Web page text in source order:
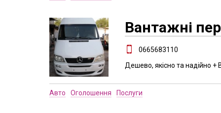
Вантажні
0665683110
Дешево, якісно та надійно
Авто Оголошення Послуги